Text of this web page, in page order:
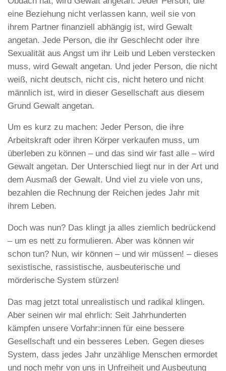
eine Beziehung nicht verlassen kann, weil sie von
ihrem Partner finanziell abhängig ist, wird Gewalt
angetan. Jede Person, die ihr Geschlecht oder ihre
Sexualität aus Angst um ihr Leib und Leben verstecken
muss, wird Gewalt angetan. Und jeder Person, die nicht
weiß, nicht deutsch, nicht cis, nicht hetero und nicht
männlich ist, wird in dieser Gesellschaft aus diesem
Grund Gewalt angetan.
Um es kurz zu machen: Jeder Person, die ihre
Arbeitskraft oder ihren Körper verkaufen muss, um
überleben zu können – und das sind wir fast alle – wird
Gewalt angetan. Der Unterschied liegt nur in der Art und
dem Ausmaß der Gewalt. Und viel zu viele von uns,
bezahlen die Rechnung der Reichen jedes Jahr mit
ihrem Leben.
Doch was nun? Das klingt ja alles ziemlich bedrückend
– um es nett zu formulieren. Aber was können wir
schon tun? Nun, wir können – und wir müssen! – dieses
sexistische, rassistische, ausbeuterische und
mörderische System stürzen!
Das mag jetzt total unrealistisch und radikal klingen.
Aber seinen wir mal ehrlich: Seit Jahrhunderten
kämpfen unsere Vorfahr:innen für eine bessere
Gesellschaft und ein besseres Leben. Gegen dieses
System, dass jedes Jahr unzählige Menschen ermordet
und noch mehr von uns in Unfreiheit und Ausbeutung